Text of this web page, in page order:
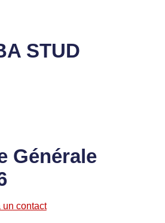
STUD
Générale